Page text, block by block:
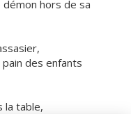
démon hors de sa
des enfants
la table,